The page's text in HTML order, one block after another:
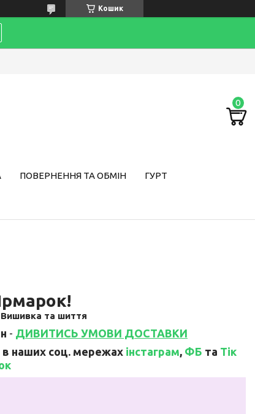
Кошик
ПОВЕРНЕННЯ ТА ОБМІН ГУРТ
та шиття
- ДИВИТИСЬ УМОВИ ДОСТАВКИ
в наших соц. мережах інстаграм, ФБ та Тік